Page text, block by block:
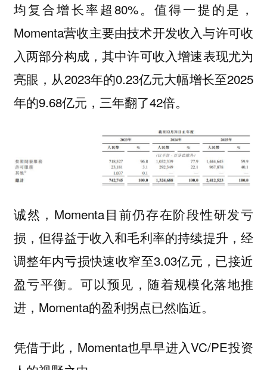
均复合增长率超80%。值得一提的是，
Momenta营收主要由技术开发收入与许可收
入两部分构成，其中许可收入增速表现尤为
亮眼，从2023年的0.23亿元大幅增长至2025
年的9.68亿元，三年翻了42倍。
诚然，Momenta目前仍存在阶段性研发亏
损，但得益于收入和毛利率的持续提升，经
调整年内亏损快速收窄至3.03亿元，已接近
盈亏平衡。可以预见，随着规模化落地推
进，Momenta的盈利拐点已然临近。
凭借于此，Momenta也早早进入VC/PE投资